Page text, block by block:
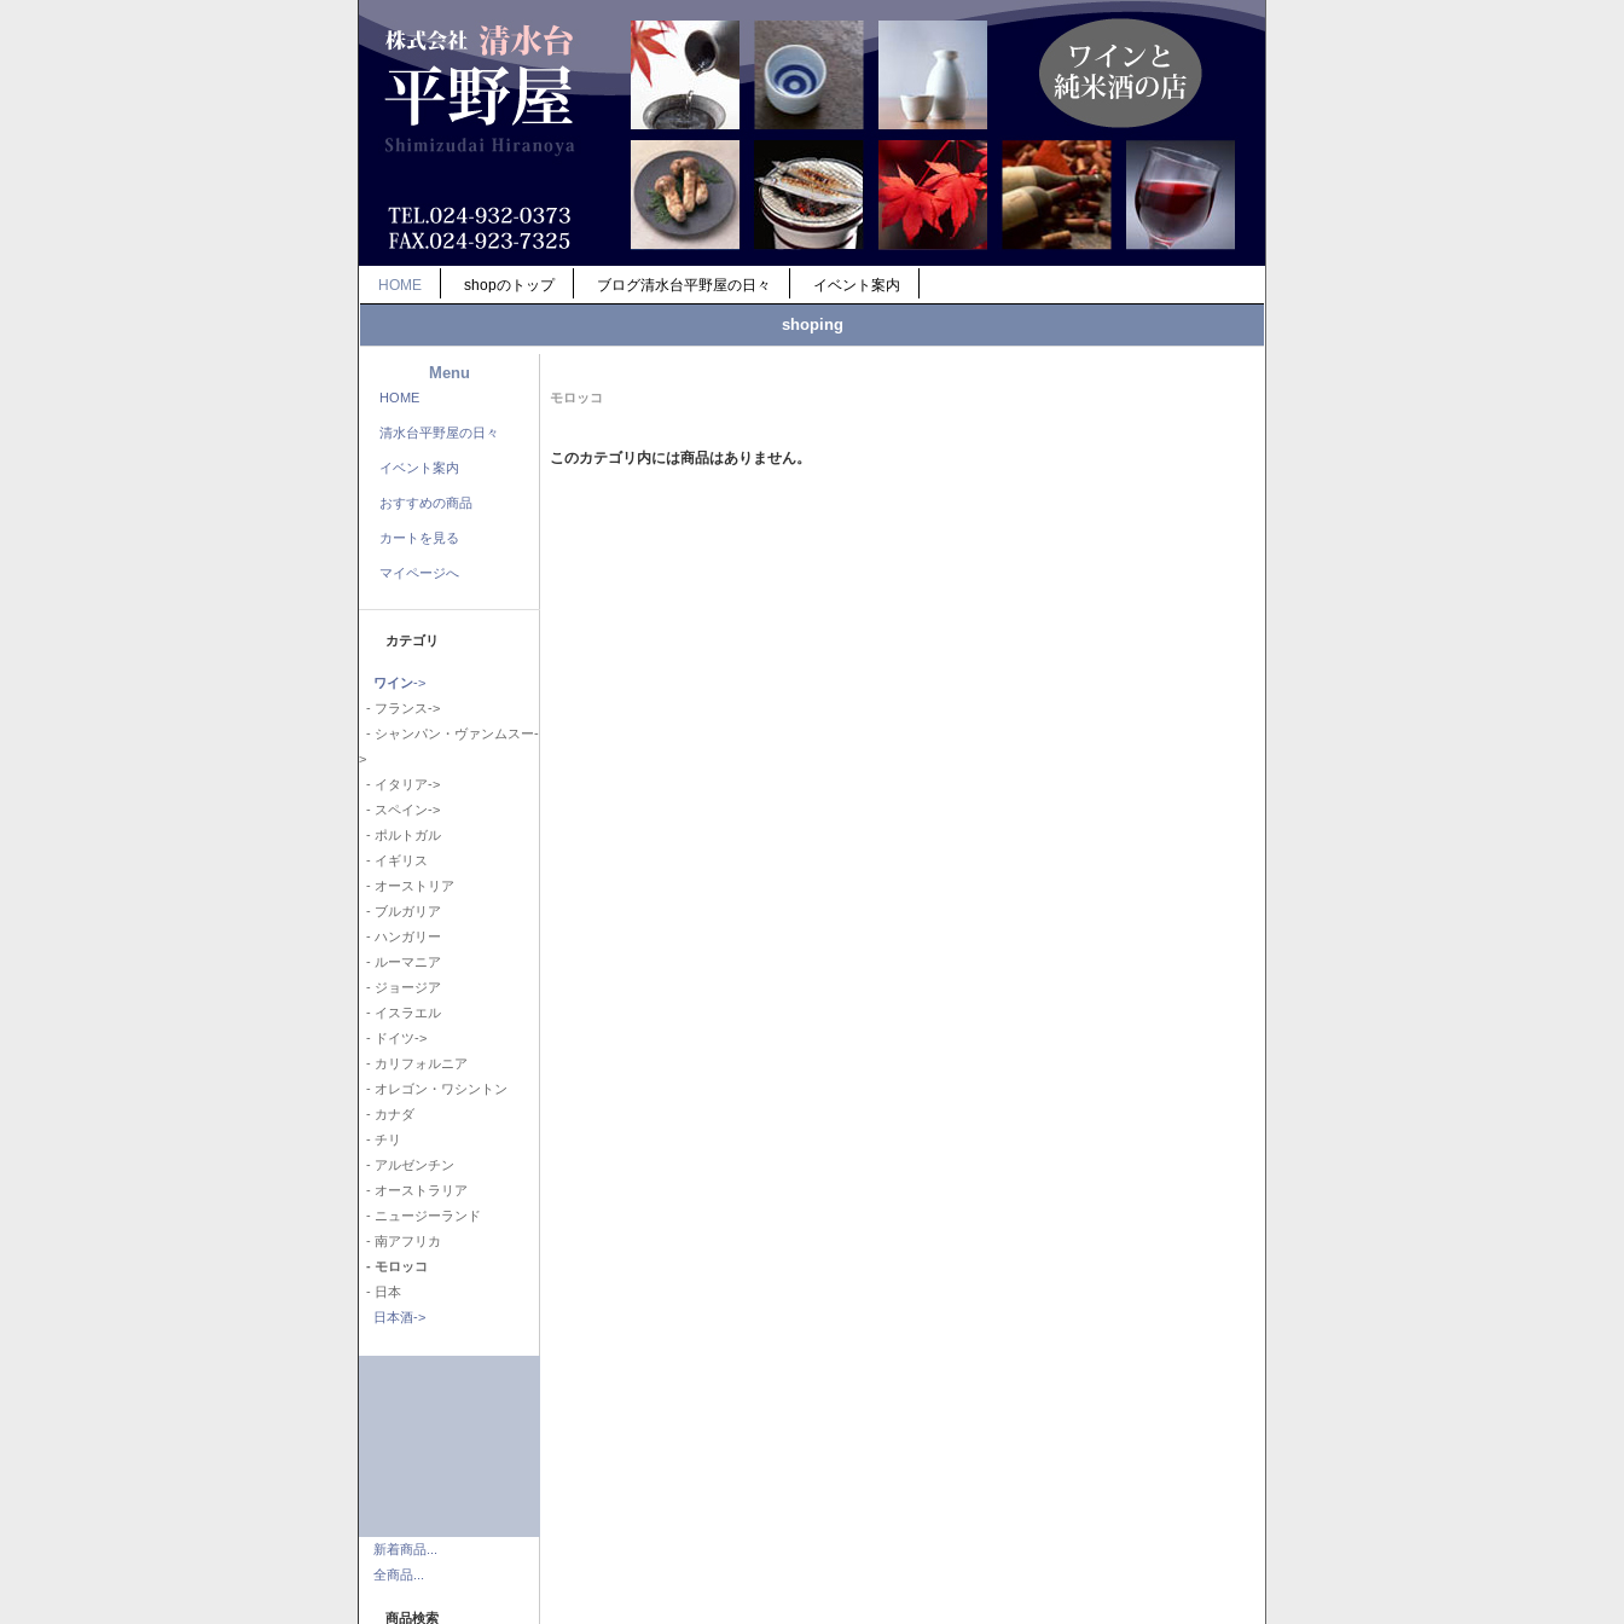
HOME shopのトップ ブログ清水台平野屋の日々 イベント案内
shoping
Menu
HOME
清水台平野屋の日々
イベント案内
おすすめの商品
カートを見る
マイページへ
カテゴリ
ワイン->
- フランス->
- シャンパン・ヴァンムスー-
>
- イタリア->
- スペイン->
- ポルトガル
- イギリス
- オーストリア
- ブルガリア
- ハンガリー
- ルーマニア
- ジョージア
- イスラエル
- ドイツ->
- カリフォルニア
- オレゴン・ワシントン
- カナダ
- チリ
- アルゼンチン
- オーストラリア
- ニュージーランド
- 南アフリカ
- モロッコ
- 日本
日本酒->
新着商品...
全商品...
商品検索
モロッコ
このカテゴリ内には商品はありません。